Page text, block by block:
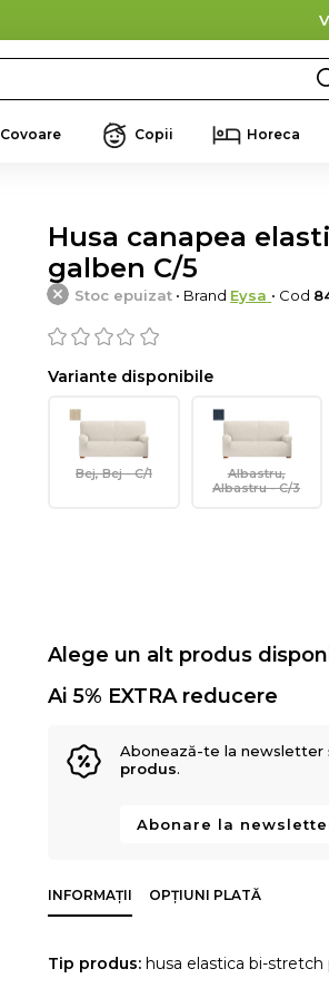
Covoare Copii Horeca
Husa canapea
galben C/5
Stoc epuizat • Brand Eysa • Cod
Variante disponibile
Bej, Bej - C/1
Albastru,
Albastru - C/3
Alege un alt produs
Ai 5% EXTRA reducere
Abonează-te la
produs.
Abonare la
INFORMAȚII OPȚIUNI PLATĂ
Tip produs: husa elastica bi-stretch